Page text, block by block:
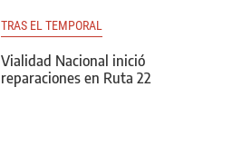
TRAS EL TEMPORAL
Vialidad Nacional inició
reparaciones en Ruta 22